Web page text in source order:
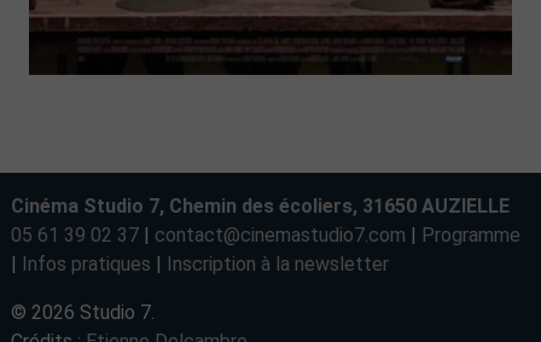
Cinéma Studio 7, Chemin des écoliers, 31650 AUZIELLE
05 61 39 02 37| contact@cinemastudio7.com
Programme
Infos pratiques Inscription à la newsletter
© 2026 Studio 7.